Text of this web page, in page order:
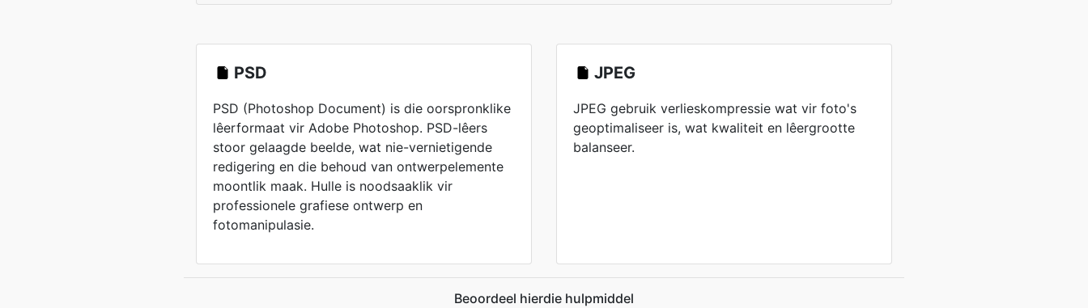
PSD
PSD (Photoshop Document) is die oorspronklike
lêerformaat vir Adobe Photoshop. PSD-lêers
stoor gelaagde beelde, wat nie-vernietigende
redigering en die behoud van ontwerpelemente
moontlik maak. Hulle is noodsaaklik vir
professionele grafiese ontwerp en
fotomanipulasie.
JPEG
JPEG gebruik verlieskompressie wat vir foto's
geoptimaliseer is, wat kwaliteit en lêergrootte
balanseer.
Beoordeel hierdie hulpmiddel